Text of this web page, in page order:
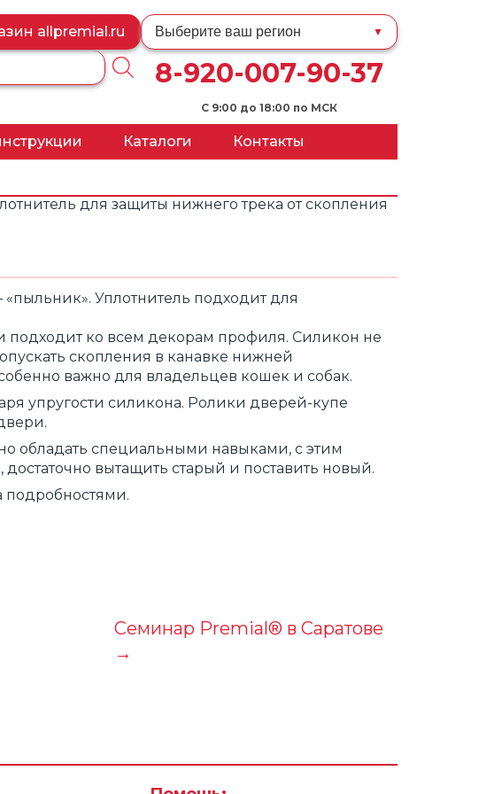
allpremial.ru Выберите ваш регион ▼
8-920-007-90-37
С 9:00 до 18:00 по МСК
Каталоги Контакты
для защиты нижнего трека от скопления
Уплотнитель подходит для
подходит ко всем декорам профиля. Силикон не
скопления в канавке нижней
важно для владельцев кошек и собак.
упругости силикона. Ролики дверей-купе
обладать специальными навыками, с этим
вытащить старый и поставить новый.
подробностями.
Семинар Premial® в Саратове
→